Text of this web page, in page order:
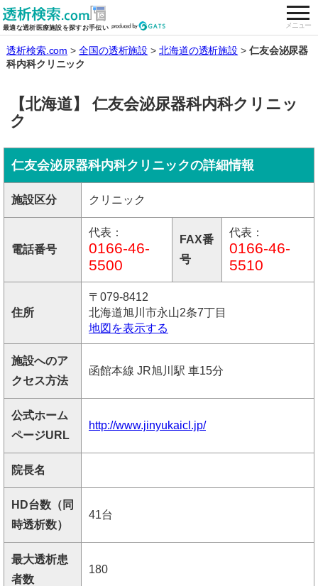
最適な透析医療施設を探すお手伝い メニュー
全国の透析施設を検索する
透析検索.com 全国の透析施設 北海道の透析施設
仁友会泌尿器
科内科クリニック
【北海道】 仁友会泌尿器科内科クリニッ
ク
仁友会泌尿器科内科クリニックの詳細情報
施設区分 クリニック
電話番号
代表：
0166-46-
5500
FAX番
号
代表：
0166-46-
5510
住所
〒079-8412
北海道旭川市永山2条7丁目
地図を表示する
施設へのア
クセス方法
函館本線 JR旭川駅 車15分
公式ホーム
ページURL
http://www.jinyukaicl.jp/
院長名
HD台数（同
時透析数）
41台
最大透析患
者数
180